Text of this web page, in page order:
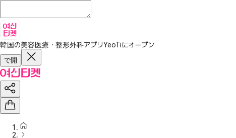
韓国の美容医療・整形外科アプリYeoTiにオープン
で開